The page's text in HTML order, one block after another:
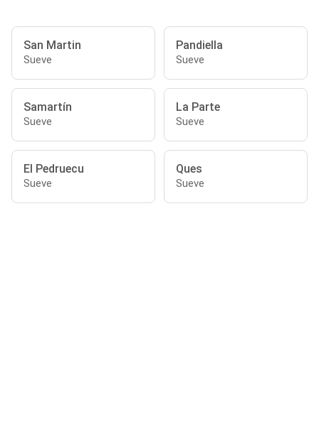
San Martin
Sueve
Pandiella
Sueve
Samartín
Sueve
La Parte
Sueve
El Pedruecu
Sueve
Ques
Sueve